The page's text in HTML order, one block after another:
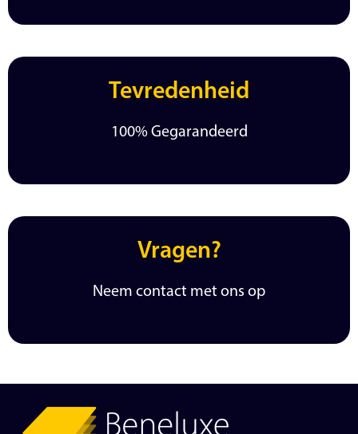
Tevredenheid
100% Gegarandeerd
Vragen?
Neem contact met ons op